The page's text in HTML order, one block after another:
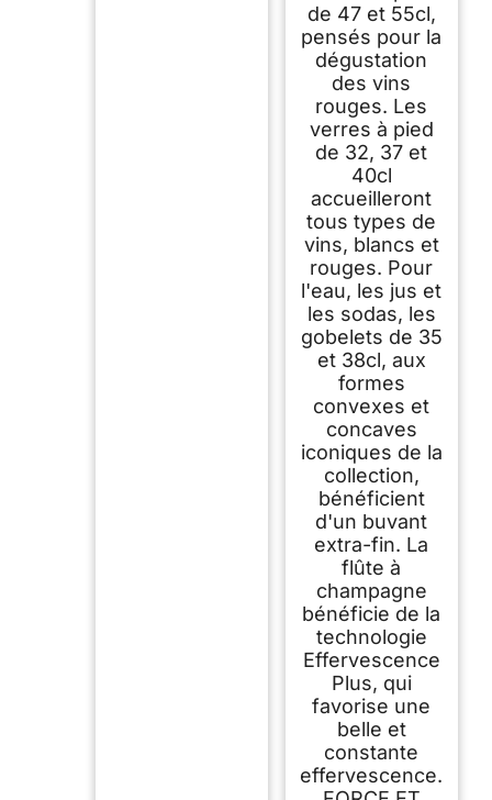
de 47 et 55cl,
pensés pour la
dégustation
des vins
rouges. Les
verres à pied
de 32, 37 et
40cl
accueilleront
tous types de
vins, blancs et
rouges. Pour
l'eau, les jus et
les sodas, les
gobelets de 35
et 38cl, aux
formes
convexes et
concaves
iconiques de la
collection,
bénéficient
d'un buvant
extra-fin. La
flûte à
champagne
bénéficie de la
technologie
Effervescence
Plus, qui
favorise une
belle et
constante
effervescence.